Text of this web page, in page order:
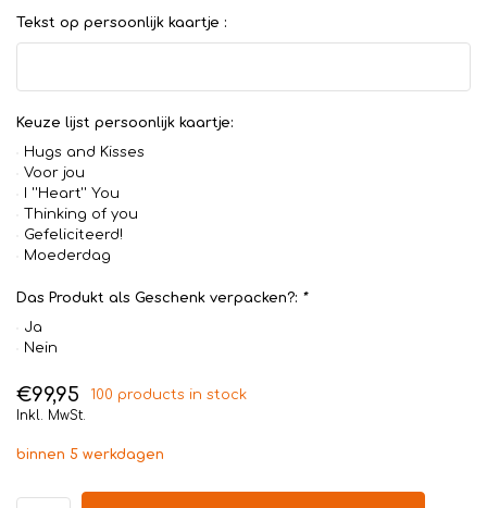
Tekst op persoonlijk kaartje :
Keuze lijst persoonlijk kaartje:
Hugs and Kisses
Voor jou
I ''Heart'' You
Thinking of you
Gefeliciteerd!
Moederdag
Das Produkt als Geschenk verpacken?: *
Ja
Nein
€99,95
100 products in stock
Inkl. MwSt.
binnen 5 werkdagen